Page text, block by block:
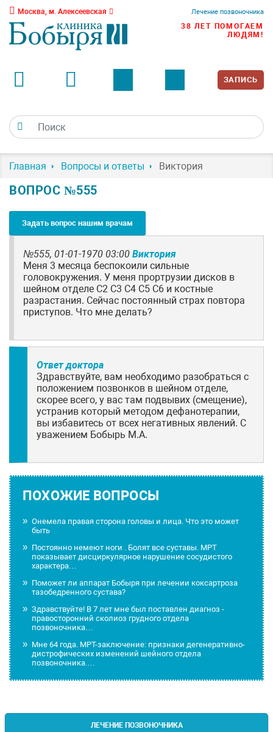
Москва, м. Алексеевская Лечение позвоночника
38 ЛЕТ ПОМОГАЕМ
ЛЮДЯМ!
ЗАПИСЬ
Главная Вопросы и ответы Виктория
ВОПРОС №555
Задать вопрос нашим врачам
№555, 01-01-1970 03:00 Виктория
Меня 3 месяца беспокоили сильные
головокружения. У меня прортрузии дисков в
шейном отделе С2 С3 С4 С5 С6 и костные
разрастания. Сейчас постоянный страх повтора
приступов. Что мне делать?
Ответ доктора
Здравствуйте, вам необходимо разобраться с
положением позвонков в шейном отделе,
скорее всего, у вас там подвывих (смещение),
устранив который методом дефанотерапии,
вы избавитесь от всех негативных явлений. С
уважением Бобырь М.А.
ПОХОЖИЕ ВОПРОСЫ
Онемела правая сторона головы и лица. Что это может
быть
Постоянно немеют ноги . Болят все суставы. МРТ
показывает дисциркулярное нарушение сосудистого
характера…
Поможет ли аппарат Бобыря при лечении коксартроза
тазобедренного сустава?
Здравствуйте! В 7 лет мне был поставлен диагноз -
правосторонний сколиоз грудного отдела
позвоночника…
Мне 64 года. МРТ-заключение: признаки дегенеративно-
дистрофических изменений шейного отдела
позвоночника.…
ЛЕЧЕНИЕ ПОЗВОНОЧНИКА